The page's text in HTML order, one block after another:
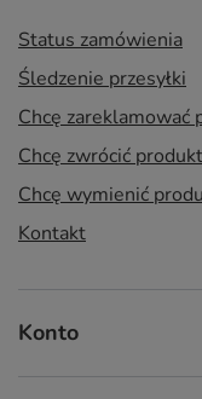
Status zamówienia
Śledzenie przesyłki
Chcę zareklamować
Chcę zwrócić produkt
Chcę wymienić
Kontakt
Konto